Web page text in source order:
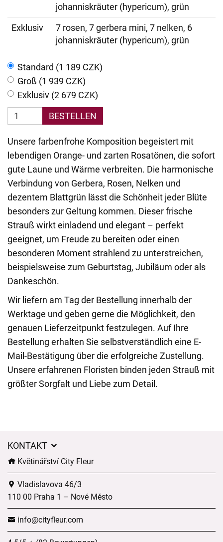
johanniskräuter (hypericum), grün
Exklusiv
7 rosen, 7 gerbera mini, 7 nelken, 6
johanniskräuter (hypericum), grün
Standard (1 189 CZK)
Groß (1 939 CZK)
Exklusiv (2 679 CZK)
BESTELLEN
Unsere farbenfrohe Komposition begeistert mit
lebendigen Orange- und zarten Rosatönen, die sofort
gute Laune und Wärme verbreiten. Die harmonische
Verbindung von Gerbera, Rosen, Nelken und
dezentem Blattgrün lässt die Schönheit jeder Blüte
besonders zur Geltung kommen. Dieser frische
Strauß wirkt einladend und elegant – perfekt
geeignet, um Freude zu bereiten oder einen
besonderen Moment strahlend zu unterstreichen,
beispielsweise zum Geburtstag, Jubiläum oder als
Dankeschön.
Wir liefern am Tag der Bestellung innerhalb der
Werktage und geben gerne die Möglichkeit, den
genauen Lieferzeitpunkt festzulegen. Auf Ihre
Bestellung erhalten Sie selbstverständlich eine E-
Mail-Bestätigung über die erfolgreiche Zustellung.
Unsere erfahrenen Floristen binden jeden Strauß mit
größter Sorgfalt und Liebe zum Detail.
KONTAKT
Květinářství City Fleur
Vladislavova 46/3
110 00 Praha 1 – Nové Město
info@cityfleur.com